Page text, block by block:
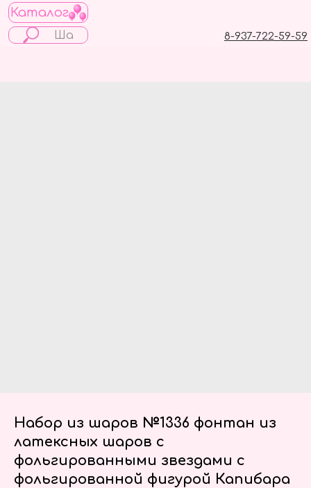
Каталог
8-937-722-59-59
Набор из шаров №1336 фонтан из
латексных шаров с
фольгированными звездами с
фольгированной фигурой Капибара